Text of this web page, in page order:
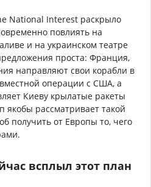
National Interest раскрыло
повлиять на
и на украинском театре
проста: Франция,
направляют свои корабли в
операции с США, а
Киеву крылатые ракеты
якобы рассматривает такой
получить от Европы то, чего
всплыл этот план